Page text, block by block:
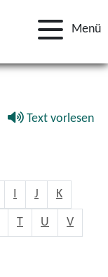
Menü
Text vorlesen
I J K
T U V